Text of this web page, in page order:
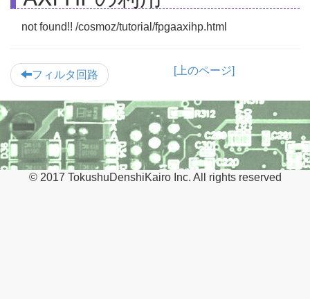
not found!! /cosmoz/tutorial/fpgaaxihp.html
フィルタ回路 [上のページ]
© 2017 TokushuDenshiKairo Inc. All rights reserved